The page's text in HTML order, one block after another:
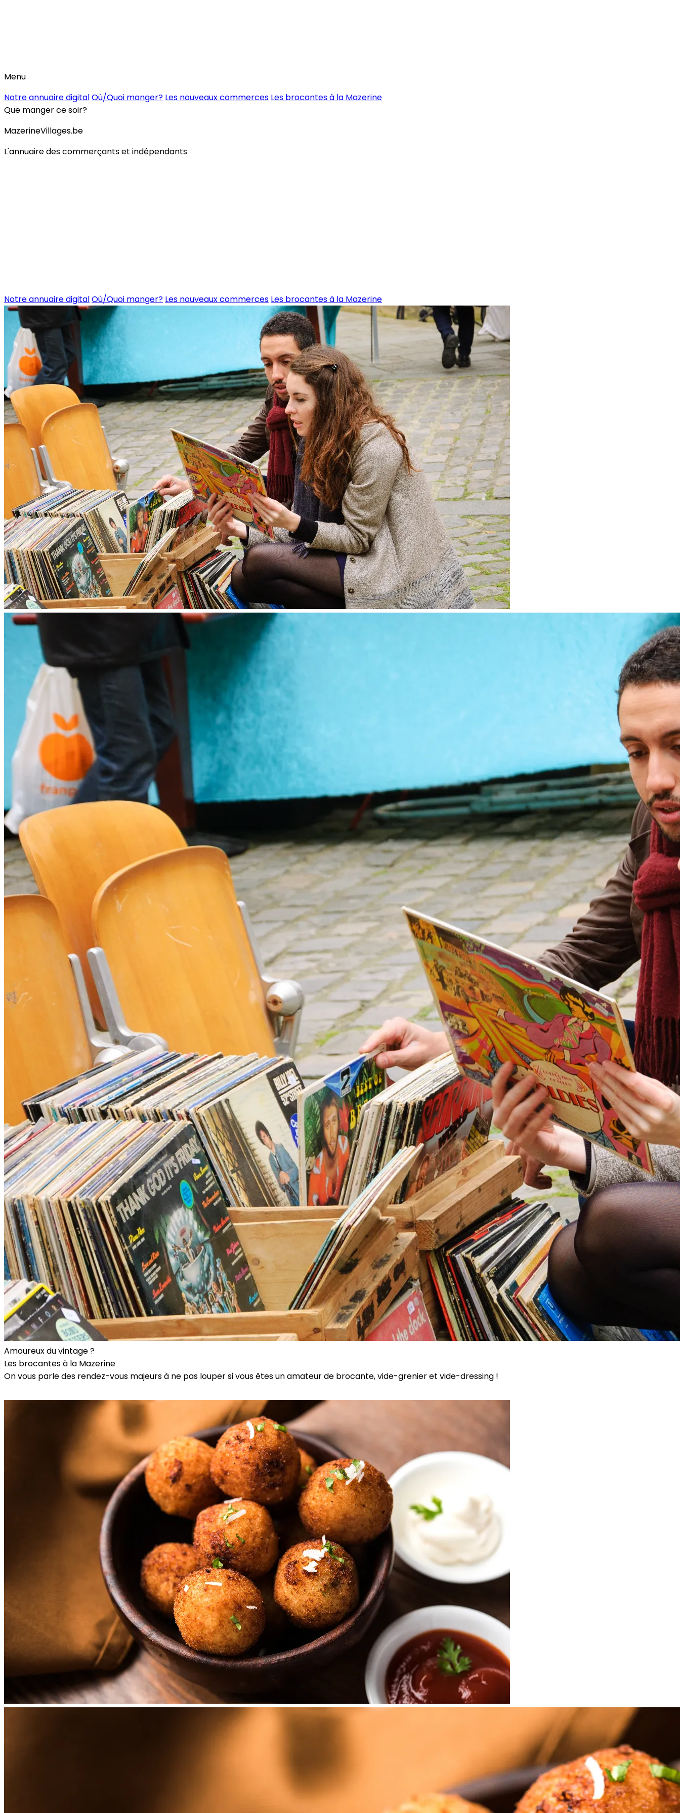
Menu
Notre annuaire digitalOù/Quoi manger? Les nouveaux commerces Les brocantes à la Mazerine
Que manger ce soir?
MazerineVillages.be
L'annuaire des commerçants et indépendants
Notre annuaire digitalOù/Quoi manger? Les nouveaux commerces Les brocantes à la Mazerine
Amoureux du vintage ?
Les brocantes à la Mazerine
On vous parle des rendez-vous majeurs à ne pas louper si vous êtes un amateur de brocante, vide-grenier et vide-dressing !